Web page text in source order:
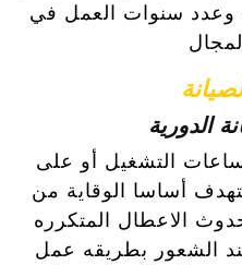
وعدد سنوات العمل في
الدورية
التشغيل أو على
أساسا الوقاية من
الاعطال المتكرره
الشعور بطريقه عمل